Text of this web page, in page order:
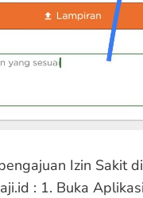
Izin Sakit
: 1. Buka